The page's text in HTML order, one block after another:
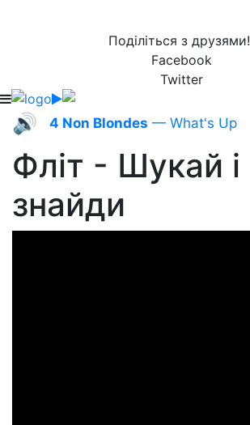
Поділіться з друзями!
Facebook
Twitter
🔊 4 Non Blondes — What's Up
Фліт - Шукай і
знайди